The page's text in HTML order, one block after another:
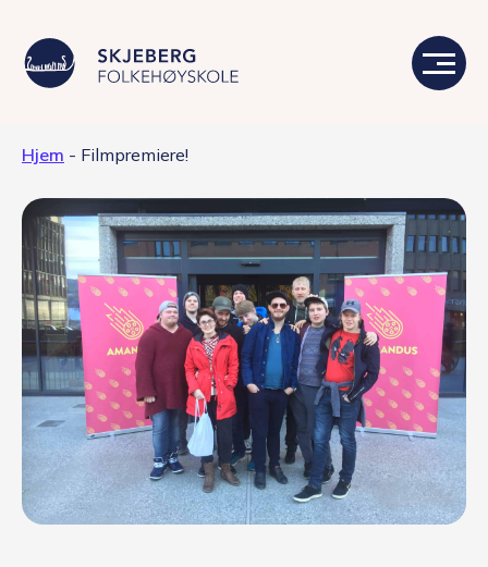
Livet på skolen
Skolen
Kontakt
Valgfag
Siste nytt
Q&A
Hjem - Filmpremiere!